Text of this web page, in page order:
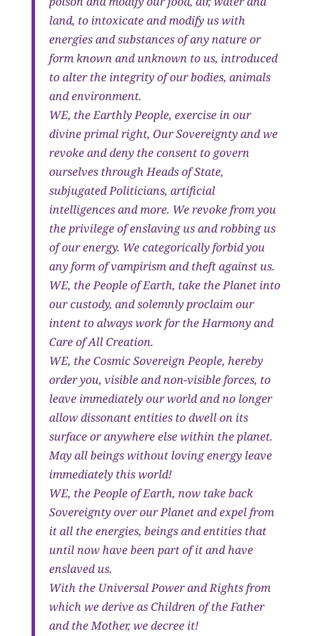
land, to intoxicate and modify us with
energies and substances of any nature or
form known and unknown to us, introduced
to alter the integrity of our bodies, animals
and environment.
WE, the Earthly People, exercise in our
divine primal right, Our Sovereignty and we
revoke and deny the consent to govern
ourselves through Heads of State,
subjugated Politicians, artificial
intelligences and more. We revoke from you
the privilege of enslaving us and robbing us
of our energy. We categorically forbid you
any form of vampirism and theft against us.
WE, the People of Earth, take the Planet into
our custody, and solemnly proclaim our
intent to always work for the Harmony and
Care of All Creation.
WE, the Cosmic Sovereign People, hereby
order you, visible and non-visible forces, to
leave immediately our world and no longer
allow dissonant entities to dwell on its
surface or anywhere else within the planet.
May all beings without loving energy leave
immediately this world!
WE, the People of Earth, now take back
Sovereignty over our Planet and expel from
it all the energies, beings and entities that
until now have been part of it and have
enslaved us.
With the Universal Power and Rights from
which we derive as Children of the Father
and the Mother, we decree it!